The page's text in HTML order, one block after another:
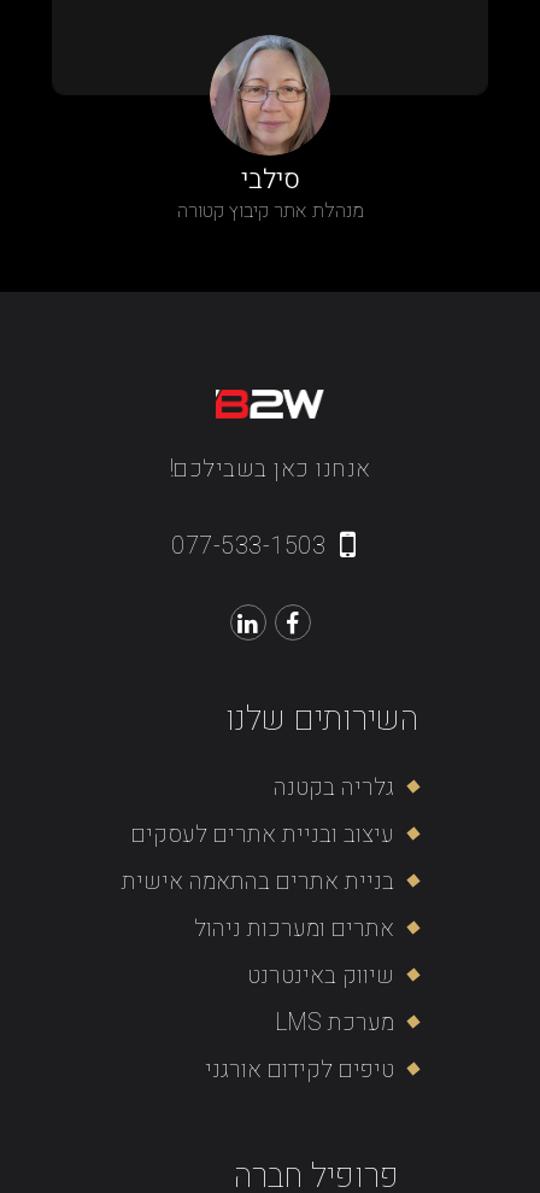
סילבי
מנהלת אתר קיבוץ קטורה
אנחנו כאן בשבילכם!
077-533-1503
השירותים שלנו
גלריה בקטנה
עיצוב ובניית אתרים לעסקים
בניית אתרים בהתאמה אישית
אתרים ומערכות ניהול
שיווק באינטרנט
מערכת LMS
טיפים לקידום אורגני
פרופיל חברה